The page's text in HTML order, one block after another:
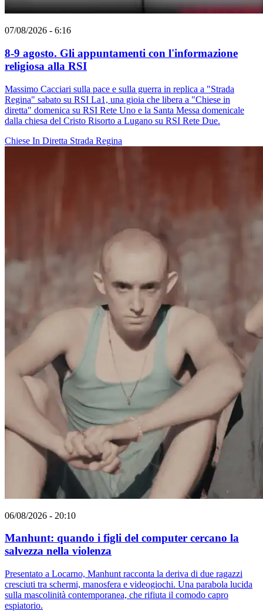
07/08/2026 - 6:16
8-9 agosto. Gli appuntamenti con l'informazione
religiosa alla RSI
Massimo Cacciari sulla pace e sulla guerra in replica a "Strada
Regina" sabato su RSI La1, una gioia che libera a "Chiese in
diretta" domenica su RSI Rete Uno e la Santa Messa domenicale
dalla chiesa del Cristo Risorto a Lugano su RSI Rete Due.
Chiese In Diretta Strada Regina
06/08/2026 - 20:10
Manhunt: quando i figli del computer cercano la
salvezza nella violenza
Presentato a Locarno, Manhunt racconta la deriva di due ragazzi
cresciuti tra schermi, manosfera e videogiochi. Una parabola lucida
sulla mascolinità contemporanea, che rifiuta il comodo capro
espiatorio.